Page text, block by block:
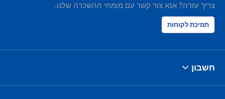
צריך עזרה? אנא צור קשר עם מומחי ההשכרה שלנו.
תמיכת לקוחות
חשבון